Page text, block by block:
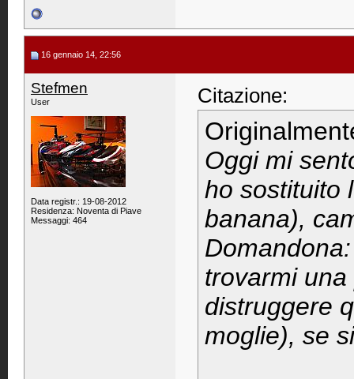
16 gennaio 14, 22:56
Stefmen
User
Data registr.: 19-08-2012
Residenza: Noventa di Piave
Messaggi: 464
Citazione:
Oggi mi
ho sostituito
banana),
trovarmi
distruggere
moglie), se